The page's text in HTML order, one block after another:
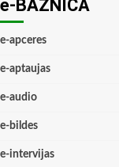
e-BAZNĪCĀ
e-apceres
e-aptaujas
e-audio
e-bildes
e-intervijas